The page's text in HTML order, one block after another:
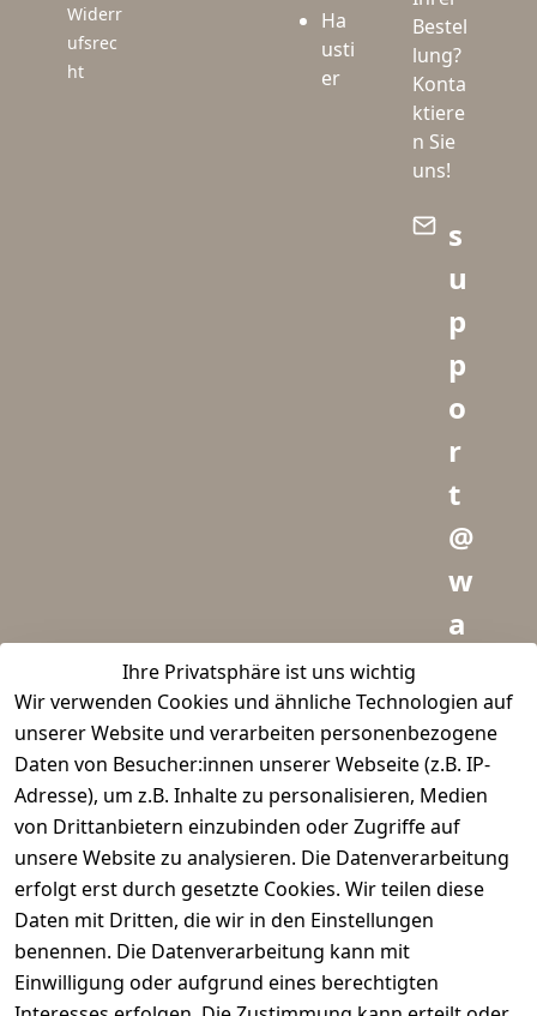
Ihre Privatsphäre ist uns wichtig
Wir verwenden Cookies und ähnliche Technologien auf
unserer Website und verarbeiten personenbezogene
Daten von Besucher:innen unserer Webseite (z.B. IP-
Adresse), um z.B. Inhalte zu personalisieren, Medien
von Drittanbietern einzubinden oder Zugriffe auf
unsere Website zu analysieren. Die Datenverarbeitung
erfolgt erst durch gesetzte Cookies. Wir teilen diese
Daten mit Dritten, die wir in den Einstellungen
benennen. Die Datenverarbeitung kann mit
Einwilligung oder aufgrund eines berechtigten
Widerr
ufsrec
ht
Ha
usti
er
Bestel
lung?
Konta
ktiere
n Sie
uns!
s
u
p
p
o
r
t
@
w
a
d
m
e
i
s